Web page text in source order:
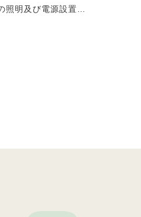
照明及び電源設置…